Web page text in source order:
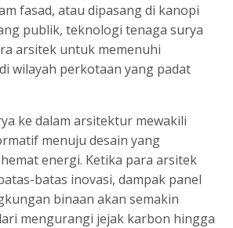
fasad, atau dipasang di kanopi
publik, teknologi tenaga surya
arsitek untuk memenuhi
wilayah perkotaan yang padat
ke dalam arsitektur mewakili
menuju desain yang
energi. Ketika para arsitek
batas inovasi, dampak panel
binaan akan semakin
mengurangi jejak karbon hingga